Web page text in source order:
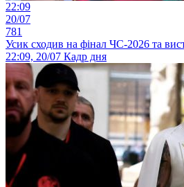
22:09
20/07
781
Усик сходив на фінал ЧС-2026 та
22:09, 20/07 Кадр дня